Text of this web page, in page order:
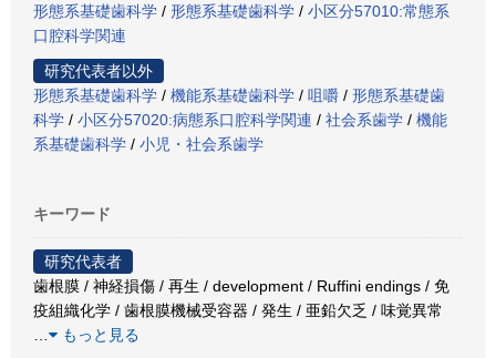
形態系基礎歯科学 / 形態系基礎歯科学 / 小区分57010:常態系
口腔科学関連
研究代表者以外
形態系基礎歯科学 / 機能系基礎歯科学 / 咀嚼 / 形態系基礎歯
科学 / 小区分57020:病態系口腔科学関連 / 社会系歯学 / 機能
系基礎歯科学 / 小児・社会系歯学
キーワード
研究代表者
歯根膜 / 神経損傷 / 再生 / development / Ruffini endings / 免
疫組織化学 / 歯根膜機械受容器 / 発生 / 亜鉛欠乏 / 味覚異常
もっと見る